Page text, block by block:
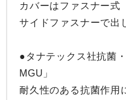
カバーはファスナー式
サイドファスナーで出
●タナテックス社抗菌
MGU」
耐久性のある抗菌作用